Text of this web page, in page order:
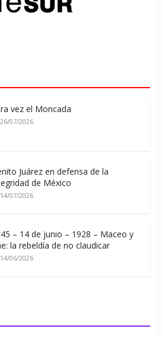
vez el Moncada
26/07/2026
Juárez en defensa de la
de México
14/07/2026
– 14 de junio – 1928 – Maceo y
la rebeldía de no claudicar
14/06/2026